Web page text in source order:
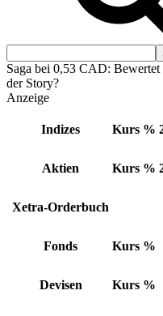
Saga bei 0,53 CAD:
der Story?
Anzeige
Indizes Kurs %
Aktien Kurs %
Xetra-Orderbuch
Fonds Kurs %
Devisen Kurs %